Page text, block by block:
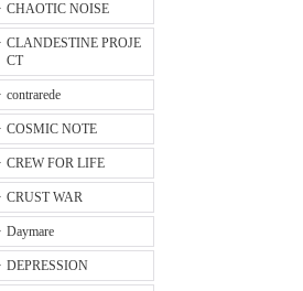
CHAOTIC NOISE
CLANDESTINE PROJE
CT
contrarede
COSMIC NOTE
CREW FOR LIFE
CRUST WAR
Daymare
DEPRESSION